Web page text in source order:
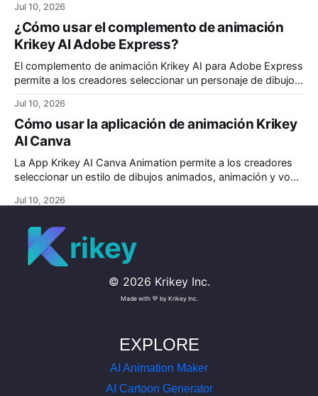
de verdad.
Jul 10, 2026
¿Cómo usar el complemento de animación
Krikey AI Adobe Express?
El complemento de animación Krikey AI para Adobe Express
permite a los creadores seleccionar un personaje de dibujos
Crea videos animados personalizados para tu proyecto de
animación en Adobe Express.
Jul 10, 2026
Cómo usar la aplicación de animación Krikey
AI Canva
La App Krikey AI Canva Animation permite a los creadores
seleccionar un estilo de dibujos animados, animación y voz
tendrás un video animado listo para tus presentaciones de
Jul 10, 2026
rikey
© 2026 Krikey Inc.
Made with 💜 by Krikey Inc.
EXPLORE
AI Animation Maker
AI Cartoon Generator